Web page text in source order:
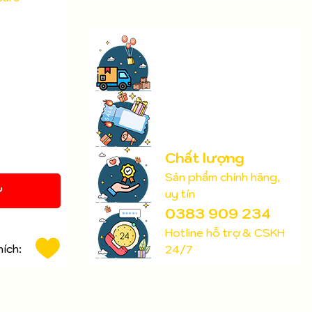
Chất lượng
Sản phẩm chính hãng,
uy tín
0383 909 234
Hotline hỗ trợ & CSKH
24/7